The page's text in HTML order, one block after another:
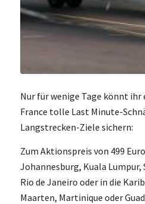
Nur für wenige Tage könnt ihr
France tolle Last Minute-
Langstrecken-Ziele sichern:
Zum Aktionspreis von 499
Johannesburg, Kuala Lumpur,
Rio de Janeiro oder in die
Maarten, Martinique oder